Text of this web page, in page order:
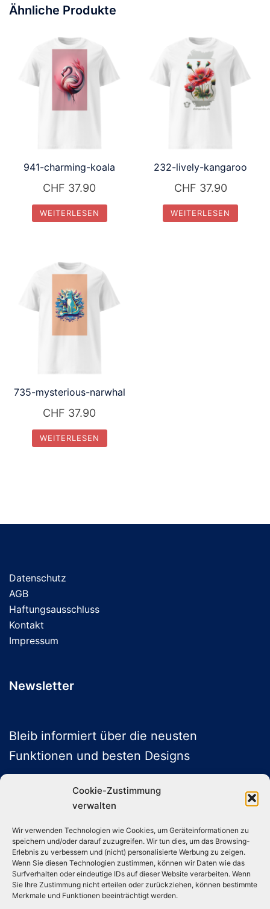
Cookie-Zustimmung
verwalten
Wir verwenden Technologien wie Cookies, um Geräteinformationen zu
speichern und/oder darauf zuzugreifen. Wir tun dies, um das Browsing-
Erlebnis zu verbessern und (nicht) personalisierte Werbung zu zeigen.
Wenn Sie diesen Technologien zustimmen, können wir Daten wie das
Surfverhalten oder eindeutige IDs auf dieser Website verarbeiten. Wenn
Sie Ihre Zustimmung nicht erteilen oder zurückziehen, können bestimmte
Merkmale und Funktionen beeinträchtigt werden.
Ähnliche Produkte
941-charming-koala
CHF 37.90
WEITERLESEN
232-lively-kangaroo
CHF 37.90
WEITERLESEN
735-mysterious-narwhal
CHF 37.90
WEITERLESEN
Datenschutz
AGB
Haftungsausschluss
Kontakt
Impressum
Newsletter
Bleib informiert über die neusten
Funktionen und besten Designs
ABONNIEREN
Folge uns auf Social Media